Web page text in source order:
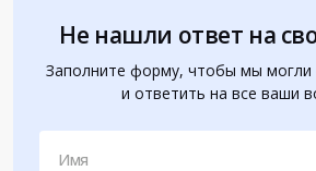
Не нашли ответ на
Заполните форму, чтобы мы могли
и ответить на все ваши
Имя